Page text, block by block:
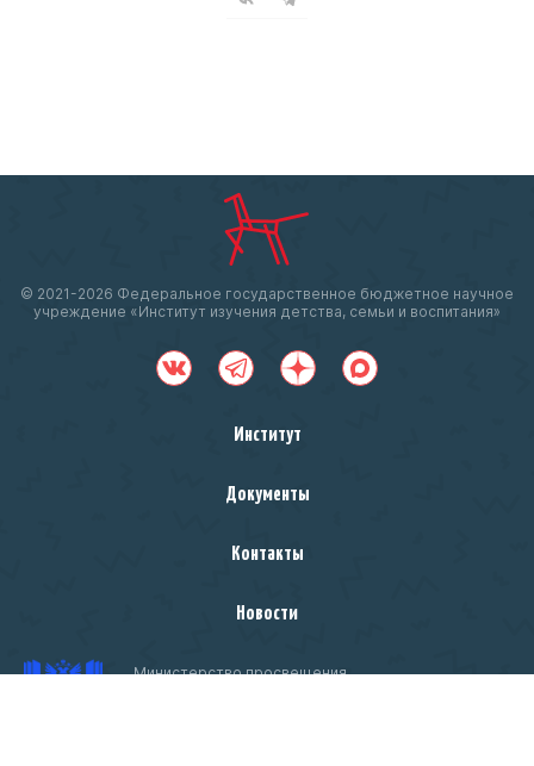
© 2021-2026 Федеральное государственное бюджетное научное
учреждение «Институт изучения детства, семьи и воспитания»
Институт
Документы
Контакты
Новости
Министерство просвещения